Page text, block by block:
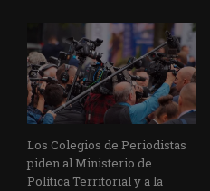
Los Colegios de Periodistas
piden al Ministerio de
Política Territorial y a la